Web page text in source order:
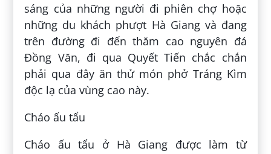
sáng của những người đi phiên chợ hoặc
những du khách phượt Hà Giang và đang
trên đường đi đến thăm cao nguyên đá
Đồng Văn, đi qua Quyết Tiến chắc chắn
phải qua đây ăn thử món phở Tráng Kìm
độc lạ của vùng cao này.
Cháo ấu tẩu
Cháo ấu tẩu ở Hà Giang được làm từ